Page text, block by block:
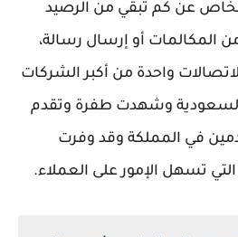
عن كم تبقي من الرصيد
المكالمات أو إرسال رسالة،
واحدة من أكبر الشركات
السعودية وشهدت طفرة وتقدم
في المملكة وقد وفرت
تسهل الإمور على العملاء.